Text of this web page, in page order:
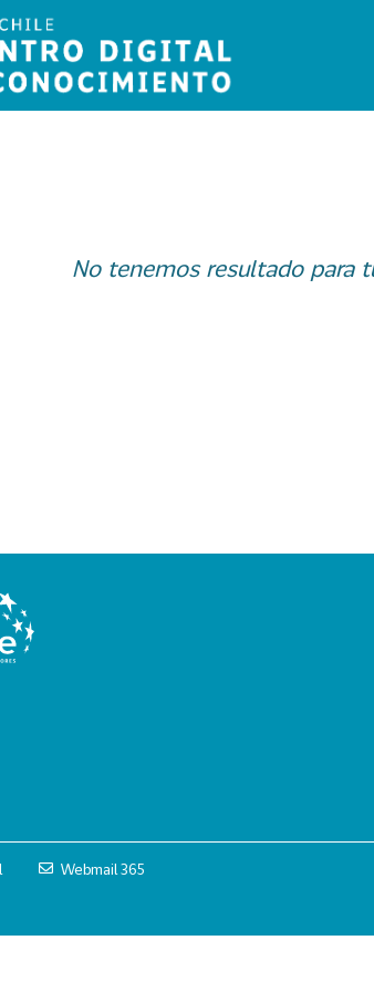
No tenemos resultado para
Webmail 365